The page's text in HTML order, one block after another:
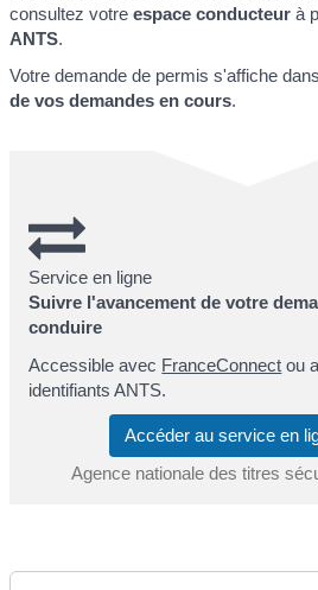
consultez votreespace conducteur à
ANTS.
Votre demande de permis s'affiche
de vos demandes en cours.
Service en ligne
Suivre l'avancement de votre
conduire
Accessible avec FranceConnect ou
identifiants ANTS.
Accéder au service en
Agence nationale des titres